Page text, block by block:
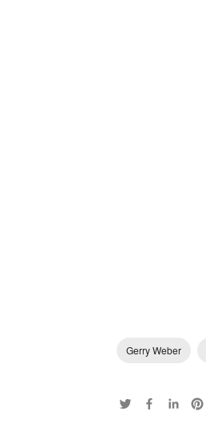
Gerry Weber